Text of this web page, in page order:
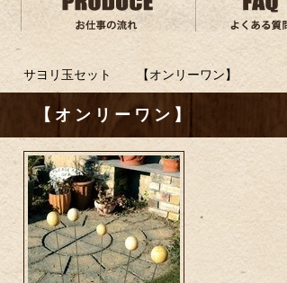
サヨリ玉セット 【オンリーワン】
オンリーワン】